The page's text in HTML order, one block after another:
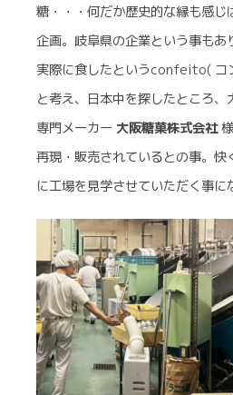
糖・・・何だか歴史的な縁も感じ
企画。岐阜県の企業という事もあ
実際に食したというconfeito( コ
と考え、日本中を探したところ
専門メーカー 大阪糖菓株式会社
再現・販売されているとの事。快
に工場を見学させていただく事に